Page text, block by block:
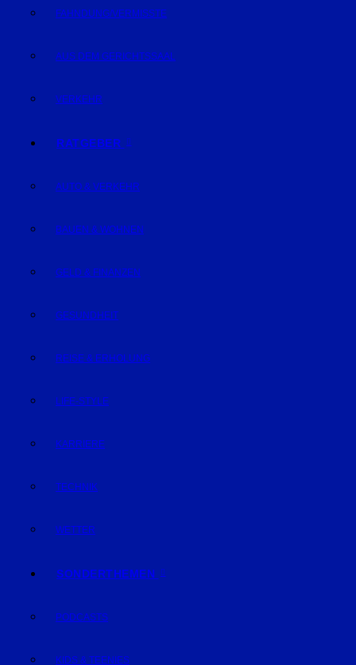
FAHNDUNG/VERMISSTE
AUS DEM GERICHTSSAAL
VERKEHR
RATGEBER
AUTO & VERKEHR
BAUEN & WOHNEN
GELD & FINANZEN
GESUNDHEIT
REISE & ERHOLUNG
LIFE-STYLE
KARRIERE
TECHNIK
WETTER
SONDERTHEMEN
PODCASTS
KIDS & TEENIES